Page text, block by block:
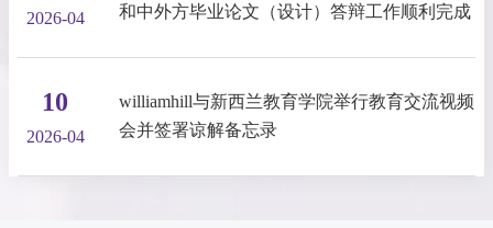
2026-04
和中外方毕业论文（设计）答辩工作顺利完成
10
2026-04
williamhill与新西兰教育学院举行教育交流视频
会并签署谅解备忘录